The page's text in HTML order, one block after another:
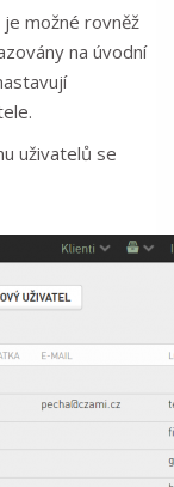
možné rovněž
na úvodní
uživatelů se